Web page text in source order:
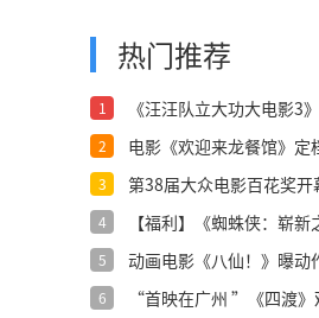
热门推荐
1
《汪汪队立大功大电影3
2
电影《欢迎来龙餐馆》定
3
第38届大众电影百花奖开
4
【福利】《蜘蛛侠：崭新
5
动画电影《八仙！》曝动
6
“首映在广州 ”《四渡》